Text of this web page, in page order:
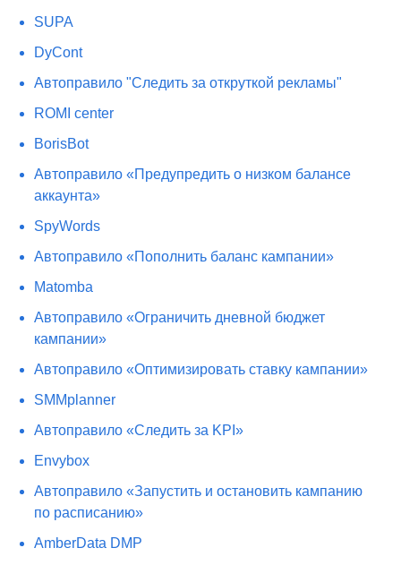
SUPA
DyCont
Автоправило "Следить за откруткой рекламы"
ROMI center
BorisBot
Автоправило «Предупредить о низком балансе
аккаунта»
SpyWords
Автоправило «Пополнить баланс кампании»
Matomba
Автоправило «Ограничить дневной бюджет
кампании»
Автоправило «Оптимизировать ставку кампании»
SMMplanner
Автоправило «Следить за KPI»
Envybox
Автоправило «Запустить и остановить кампанию
по расписанию»
AmberData DMP